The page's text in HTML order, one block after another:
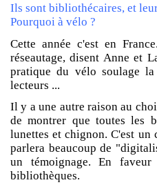
Ils sont bibliothécaires, et
Pourquoi à vélo ?
Cette année c'est en
réseautage,disent Anne et
pratique du vélo soulage
lecteurs ...
Il y a une autre raison au
de montrer que toutes les
lunettes et chignon. C'est
parlera beaucoup de
un témoignage. En
bibliothèques.